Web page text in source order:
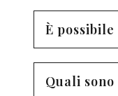
È
Quali